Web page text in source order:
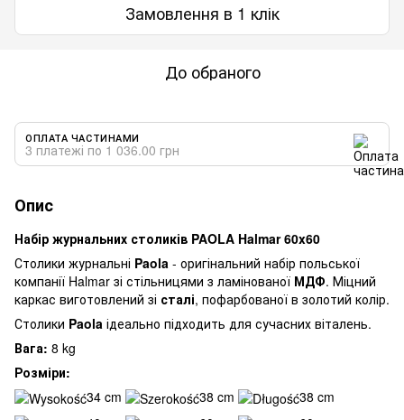
Замовлення в 1 клік
До обраного
ОПЛАТА ЧАСТИНАМИ
3 платежі по 1 036.00 грн
Опис
Набір журнальних столиків PAOLA Halmar 60x60
Столики журнальні Paola - оригінальний набір польської
компанії Halmar зі стільницями з ламінованої МДФ. Міцний
каркас виготовлений зі сталі, пофарбованої в золотий колір.
Столики Paola ідеально підходить для сучасних віталень.
Вага: 8 kg
Розміри:
34 cm
38 cm
38 cm